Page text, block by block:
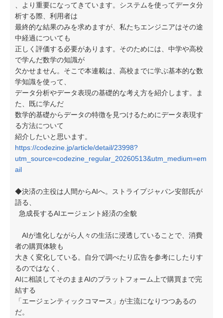
、より重要になってきています。システムを使ってデータ分
析する際、利用者は
最終的な結果のみを求めますが、私たちエンジニアはその途
中経過についても
正しく評価する必要があります。そのためには、中学や高校
で学んだ数学の知識が
欠かせません。そこで本連載は、高校までに学ぶ基本的な数
学知識を使って、
データ分析やデータ表現の基礎的な考え方を紹介します。ま
た、既に学んだ
数学的基礎からデータの特徴を見つけるためにデータ表現す
る方法について
紹介したいと思います。
https://codezine.jp/article/detail/23998?
utm_source=codezine_regular_20260513&utm_medium=em
ail
◆決済の主役は人間からAIへ。ストライプジャパン安部氏が
語る、
急成長するAIエージェント経済の全貌
AIが進化しながら人々の生活に浸透していることで、消費
者の購買体験も
大きく変化している。自分で調べたり広告を参考にしたりす
るのではなく、
AIに相談してそのままAIのプラットフォーム上で購買まで完
結する
「エージェンティックコマース」が主流になりつつあるの
だ。